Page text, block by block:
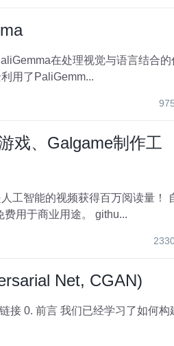
用了PaliGemm...
戏、Galgame制作工
做漫画、自己做游戏吧！ Ren'Py是一款开源的视觉小说、冒险游戏、Galgame制作工具,可免费用于商业用途。 githu...
Net, CGAN)